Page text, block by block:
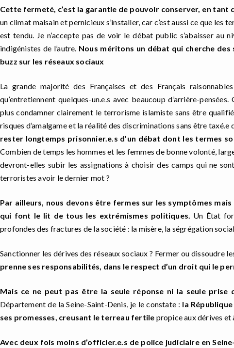
Cette fermeté, c’est la garantie de pouvoir conserver, en tant
un climat malsain et pernicieux s’installer, car c’est aussi ce que
est tendu. Je n’accepte pas de voir le débat public s’abaisser au
indigénistes de l’autre. Nous méritons un débat qui cherche des
buzz sur les réseaux sociaux
La grande majorité des Françaises et des Français
qu’entretiennent quelques-un.e.s avec beaucoup d’arrière-
plus condamner clairement le terrorisme islamiste sans être
risques d’amalgame et la réalité des discriminations sans être taxé.e
rester longtemps prisonnier.e.s d’un débat dont les termes
Combien de temps les hommes et les femmes de bonne volonté,
devront-elles subir les assignations à choisir des camps qui ne
terroristes avoir le dernier mot ?
Par ailleurs, nous devons être fermes sur les symptômes
qui font le lit de tous les extrémismes politiques. Un État
profondes des fractures de la société : la misère, la ségrégation
Sanctionner les dérives des réseaux sociaux ? Fermer ou dissoudre
prenne ses responsabilités, dans le respect d’un droit qui le
Mais ce ne peut pas être la seule réponse ni la seule prise
Département de la Seine-Saint-Denis, je le constate : la
ses promesses, creusant le terreau fertile propice aux dérives et
Avec deux fois moins d’officier.e.s de police judiciaire en